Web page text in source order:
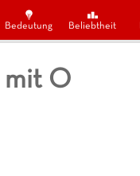
Bedeutung Beliebtheit
mit O